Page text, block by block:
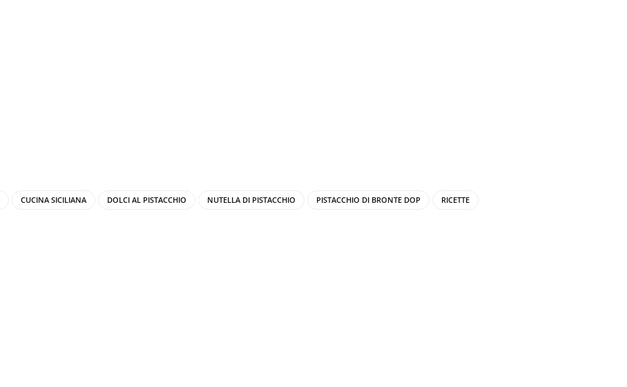
CUCINA SICILIANA DOLCI AL PISTACCHIO NUTELLA DI PISTACCHIO PISTACCHIO DI BRONTE DOP RICETTE